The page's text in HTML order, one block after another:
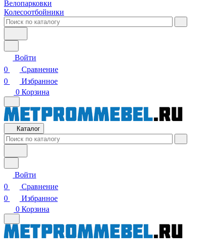
Велопарковки
Колесоотбойники
Войти
0
Сравнение
0
Избранное
0 Корзина
Каталог
Войти
0
Сравнение
0
Избранное
0 Корзина